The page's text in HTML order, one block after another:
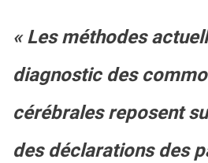
« Les méthodes
diagnostic des
cérébrales reposent
des déclarations des